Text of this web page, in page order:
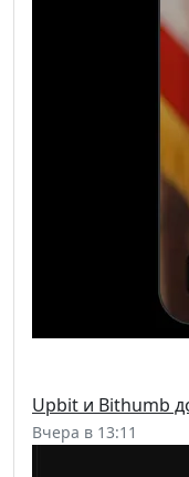
Upbit и Bithumb
Вчера в 13:11